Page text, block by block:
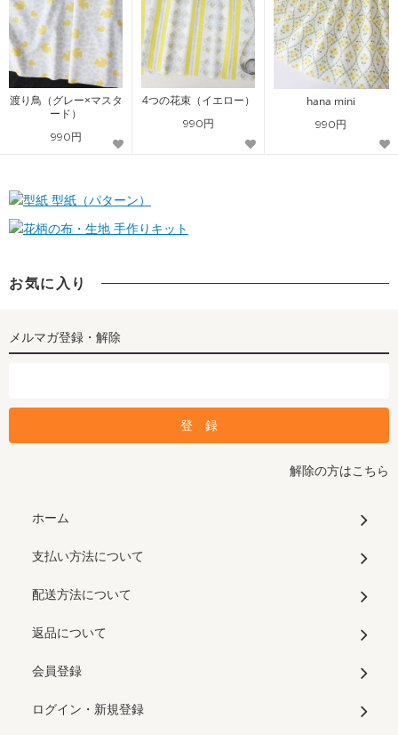
渡り鳥（グレー×マスタ
ード）
990円
4つの花束（イエロー）
990円
hana mini
990円
型紙（パターン）
手作りキット
お気に入り
メルマガ登録・解除
解除の方はこちら
ホーム
支払い方法について
配送方法について
返品について
会員登録
ログイン・新規登録